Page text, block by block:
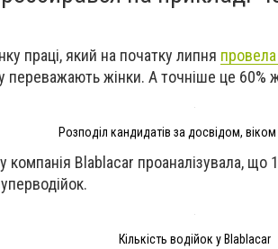
праці, який на початку липня
переважають жінки. А точніше це 60%
Розподіл кандидатів за досвідом,
компанія Blablacar проаналізувала, що
Кількість водійок у Blablacar